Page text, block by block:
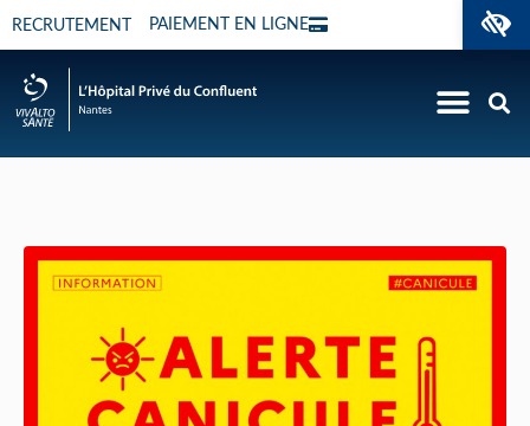
RECRUTEMENT PAIEMENT EN LIGNE